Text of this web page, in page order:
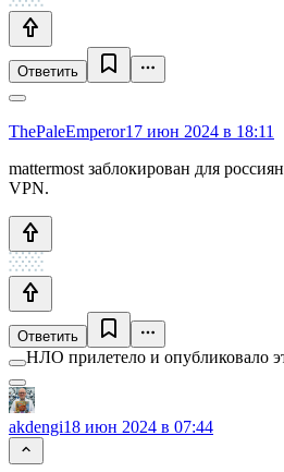
Ответить
ThePaleEmperor17 июн 2024 в 18:11
mattermost заблокирован для
VPN.
Ответить
НЛО прилетело и опубликовало
akdengi18 июн 2024 в 07:44